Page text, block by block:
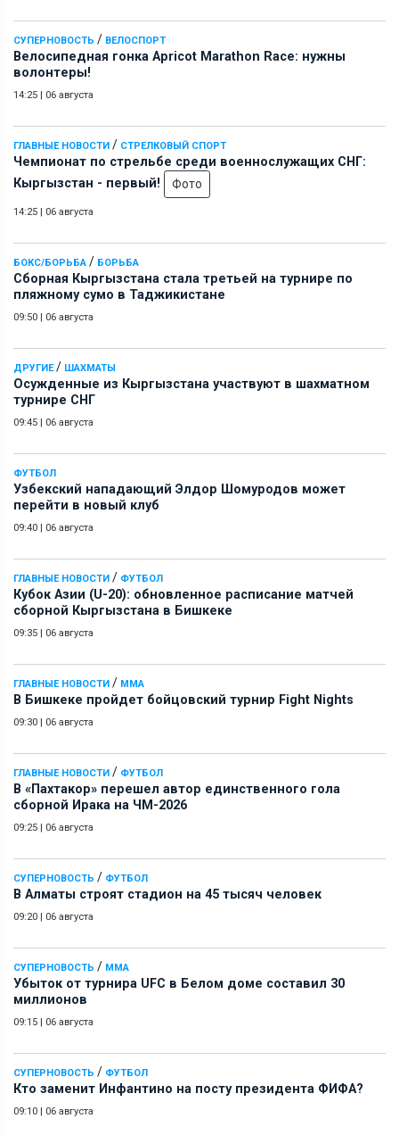
СУПЕРНОВОСТЬ / ВЕЛОСПОРТ
Велосипедная гонка Apricot Marathon Race: нужны
волонтеры!
14:25 | 06 августа
ГЛАВНЫЕ НОВОСТИ / СТРЕЛКОВЫЙ СПОРТ
Чемпионат по стрельбе среди военнослужащих СНГ:
Кыргызстан - первый!
Фото
14:25 | 06 августа
БОКС/БОРЬБА / БОРЬБА
Сборная Кыргызстана стала третьей на турнире по
пляжному сумо в Таджикистане
09:50 | 06 августа
ДРУГИЕ/ ШАХМАТЫ
Осужденные из Кыргызстана участвуют в шахматном
турнире СНГ
09:45 | 06 августа
ФУТБОЛ
Узбекский нападающий Элдор Шомуродов может
перейти в новый клуб
09:40 | 06 августа
ГЛАВНЫЕ НОВОСТИ / ФУТБОЛ
Кубок Азии (U-20): обновленное расписание матчей
сборной Кыргызстана в Бишкеке
09:35 | 06 августа
ГЛАВНЫЕ НОВОСТИ / ММА
В Бишкеке пройдет бойцовский турнир Fight Nights
09:30 | 06 августа
ГЛАВНЫЕ НОВОСТИ / ФУТБОЛ
В «Пахтакор» перешел автор единственного гола
сборной Ирака на ЧМ-2026
09:25 | 06 августа
СУПЕРНОВОСТЬ / ФУТБОЛ
В Алматы строят стадион на 45 тысяч человек
09:20 | 06 августа
СУПЕРНОВОСТЬ / ММА
Убыток от турнира UFC в Белом доме составил 30
миллионов
09:15 | 06 августа
СУПЕРНОВОСТЬ / ФУТБОЛ
Кто заменит Инфантино на посту президента ФИФА?
09:10 | 06 августа